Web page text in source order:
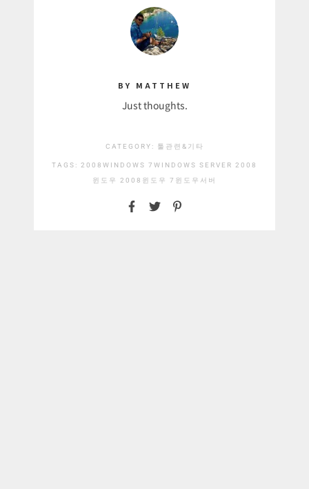
BY MATTHEW
Just thoughts.
CATEGORY: 툴관련&기타
TAGS: 2008 WINDOWS 7 WINDOWS SERVER 2008
윈도우 2008 윈도우 7 윈도우서버